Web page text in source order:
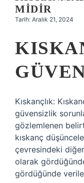
MIDIR
Tarih: Aralık 21, 2024
Kıskançlık:
güvensizlik
gözlemlenen
kıskanç
çevresindeki
olarak
gördüğünde